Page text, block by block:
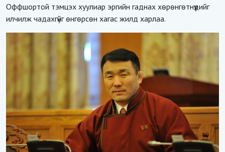
Оффшортой тэмцэх хуулиар эргийн гаднах хөрөнгөтнүүдийг
илчилж чадахгүйг өнгөрсөн хагас жилд харлаа.